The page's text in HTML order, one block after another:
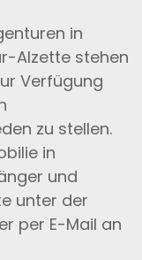
in
Alzette stehen
Verfügung
zu stellen.
in
und
unter der
per E-Mail an